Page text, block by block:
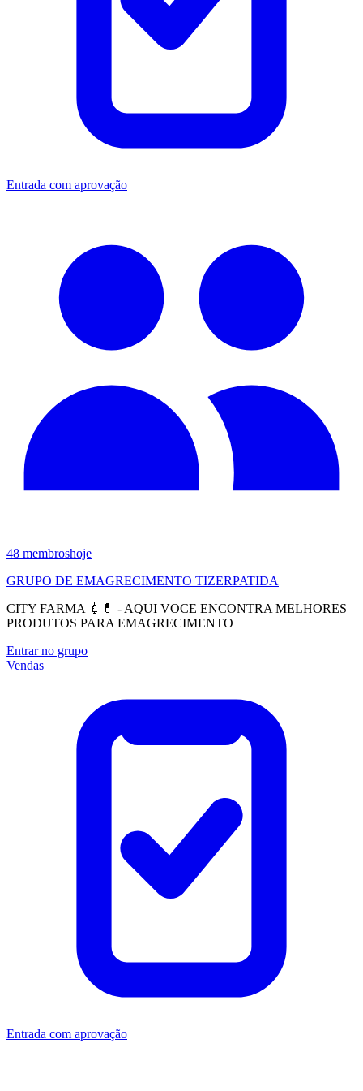
Entrada com aprovação
48 membroshoje
GRUPO DE EMAGRECIMENTO TIZERPATIDA
CITY FARMA 💉💊 - AQUI VOCE ENCONTRA MELHORES
PRODUTOS PARA EMAGRECIMENTO
Entrar no grupo
Vendas
Entrada com aprovação